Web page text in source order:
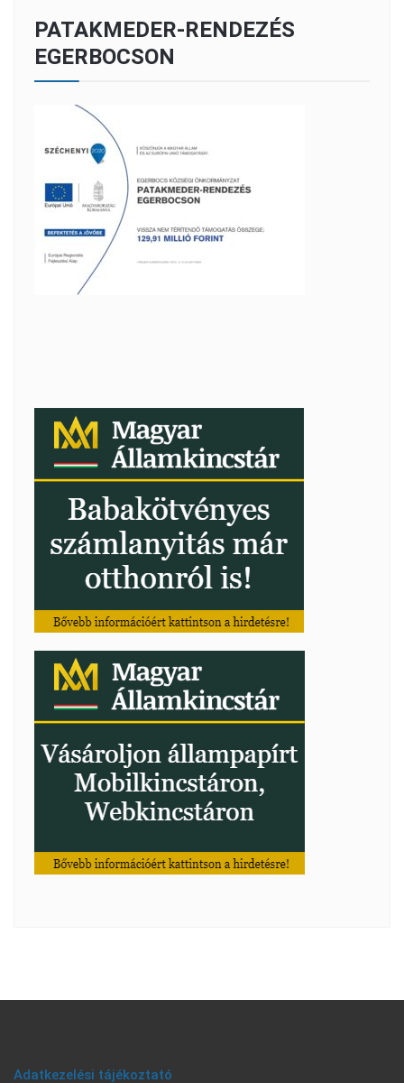
PATAKMEDER-RENDEZÉS
EGERBOCSON
Adatkezelési tájékoztató